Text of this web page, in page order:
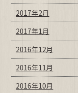
2017年2月
2017年1月
2016年12月
2016年11月
2016年10月